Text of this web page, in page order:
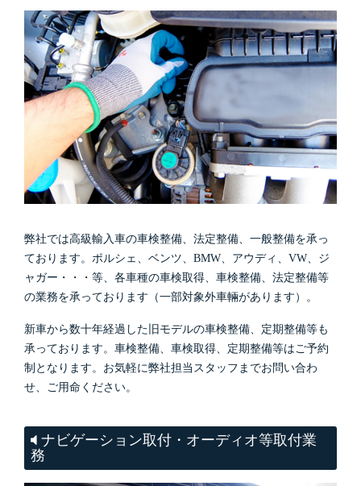
弊社では高級輸入車の車検整備、法定整備、一般整備を承っ
ております。ポルシェ、ベンツ、BMW、アウディ、VW、ジ
ャガー・・・等、各車種の車検取得、車検整備、法定整備等
の業務を承っております（一部対象外車輛があります）。
新車から数十年経過した旧モデルの車検整備、定期整備等も
承っております。車検整備、車検取得、定期整備等はご予約
制となります。お気軽に弊社担当スタッフまでお問い合わ
せ、ご用命ください。
ナビゲーション取付・オーディオ等取付業
務